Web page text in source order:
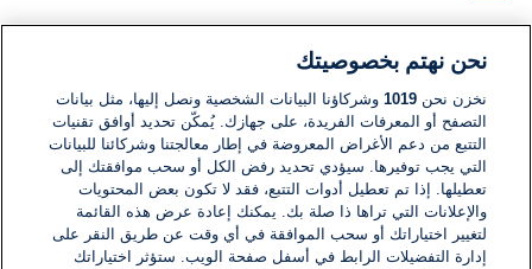
لا توجد تعليقات مكتوبة حتى الآن. كن الأول!
اكتب تعليقًا جديدًا ...
نحن نهتم بخصوصيتك
نخزن نحن1019 وشركاؤنا البيانات الشخصية ونصل إليها، مثل بيانات
التصفح أو المعرفات الفريدة، على جهازك. يُمكّن تحديد أوافق تقنيات
التتبع من دعم الأغراض المعروضة في إطار معالجتنا وشركائنا للبيانات
التي يجب توفيرها. سيؤدي تحديد رفض الكل أو سحب موافقتك إلى
تعطيلها. إذا تم تعطيل أدوات التتبع، فقد لا تكون بعض المحتويات
والإعلانات التي تراها ذا صلة بك. يمكنك إعادة عرض هذه القائمة
لتغيير اختياراتك أو سحب الموافقة في أي وقت عن طريق النقر على
إدارة التفضيلات الرابط في أسفل صفحة الويب. ستؤثر اختياراتك